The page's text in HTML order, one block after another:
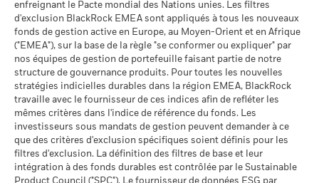
Moyenne pondérée de
l'intensité carbone MSCI
(tonnes de CO2e/M$ de
ventes)
au 17/juil./2026
% des avoirs à l'égard
desquels des données ESG
au 17/juil./2026
91,45
Pointage de qualité ESG
MSCI - centile par rapport aux
pairs
au 17/juil./2026
77,50
Données sur la
participation aux secteurs
d'activité
au 30/juin/2026
98,59%
Pourcentage des avoirs du
fonds à l'égard desquels
des données ne sont pas
disponibles
au 30/juin/2026
BlackRock Global Funds - Prospectus
(English)
BlackRock Global Funds - Prospectus (French
- Belgium^France)
BlackRock Global Funds - Prospectus -
Addendum (French - France)
enfreignant le Pacte mondial des Nations unies. Les filtres
d'exclusion BlackRock EMEA sont appliqués à tous les nouveaux
fonds de gestion active en Europe, au Moyen-Orient et en Afrique
("EMEA"), sur la base de la règle "se conformer ou expliquer" par
nos équipes de gestion de portefeuille faisant partie de notre
structure de gouvernance produits. Pour toutes les nouvelles
stratégies indicielles durables dans la région EMEA, BlackRock
travaille avec le fournisseur de ces indices afin de refléter les
mêmes critères dans l'indice de référence du fonds. Les
investisseurs sous mandats de gestion peuvent demander à ce
que des critères d'exclusion spécifiques soient définis pour les
filtres d'exclusion. La définition des filtres de base et leur
intégration à des fonds durables est contrôlée par le Sustainable